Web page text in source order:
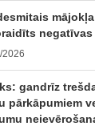
2026
gandrīz
pārkāpumiem